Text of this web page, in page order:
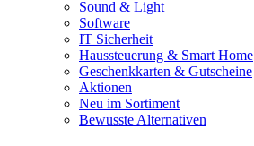
Sound & Light
Software
IT Sicherheit
Haussteuerung & Smart Home
Geschenkkarten & Gutscheine
Aktionen
Neu im Sortiment
Bewusste Alternativen